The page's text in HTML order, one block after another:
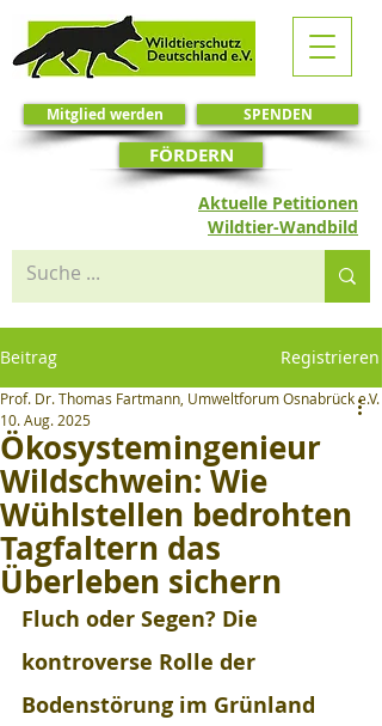
SPENDEN
Mitglied werden
Aktuelle Petitionen
FÖRDERN
Wildtier-Wandbild
Beitrag Registrieren
Ökosystemingenieur
Wildschwein: Wie
Wühlstellen bedrohten
Tagfaltern das
Überleben sichern
Prof. Dr. Thomas Fartmann, Umweltforum Osnabrück e.V.
10. Aug. 2025
Fluch oder Segen? Die
kontroverse Rolle der
Bodenstörung im Grünland